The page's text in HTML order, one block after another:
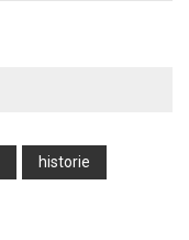
historie